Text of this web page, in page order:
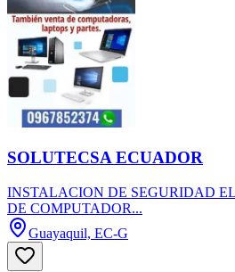
SOLUTECSA ECUADOR
INSTALACION DE SEGURIDAD
DE COMPUTADOR...
Guayaquil, EC-G